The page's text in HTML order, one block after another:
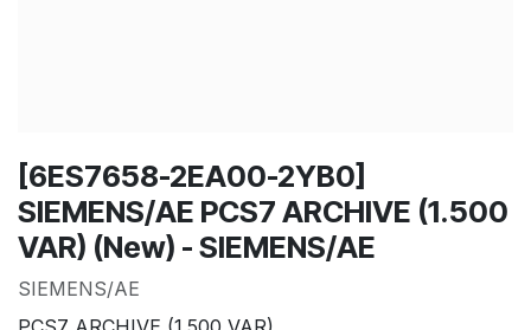
[6ES7658-2EA00-2YB0]
SIEMENS/AE PCS7 ARCHIVE (1.500
VAR) (New) - SIEMENS/AE
SIEMENS/AE